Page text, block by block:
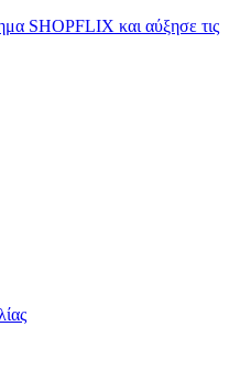
SHOPFLIX και αύξησε τις